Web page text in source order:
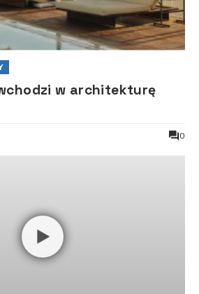
w architekturę
0